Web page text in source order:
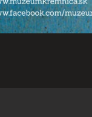
tým, že
na stránke a
stránky. Bez
stránok